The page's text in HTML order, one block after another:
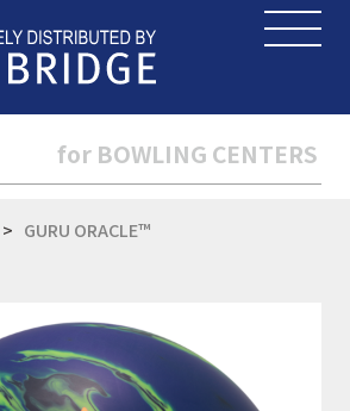
for BOWLING CENTERS
GURU ORACLE™